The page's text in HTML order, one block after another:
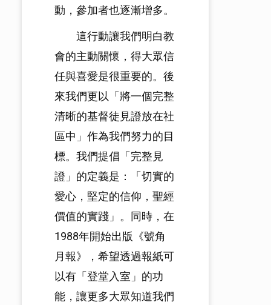
動，參加者也逐漸增多。
這行動讓我們明白教
會的主動關懷，得大眾信
任與喜愛是很重要的。後
來我們更以「將一個完整
清晰的基督徒見證放在社
區中」作為我們努力的目
標。我們提倡「完整見
證」的定義是：「切實的
愛心，堅定的信仰，聖經
價值的實踐」。同時，在
1988年開始出版《號角
月報》，希望透過報紙可
以有「登堂入室」的功
能，讓更多大眾知道我們